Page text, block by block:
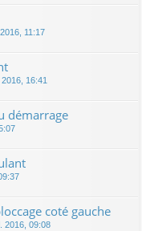
11:17
16:41
démarrage
coté gauche
2016, 09:08